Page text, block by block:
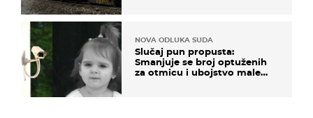
NOVA ODLUKA SUDA
Slučaj pun propusta:
Smanjuje se broj optuženih
za otmicu i ubojstvo male